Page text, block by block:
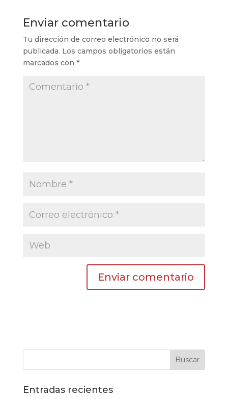
Enviar comentario
Tu dirección de correo electrónico no será
publicada. Los campos obligatorios están
marcados con *
Entradas recientes